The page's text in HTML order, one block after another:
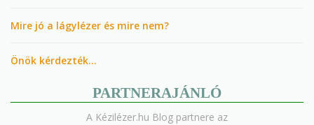
Mire jó a lágylézer és mire nem?
Önök kérdezték…
PARTNERAJÁNLÓ
A Kézilézer.hu Blog partnere az